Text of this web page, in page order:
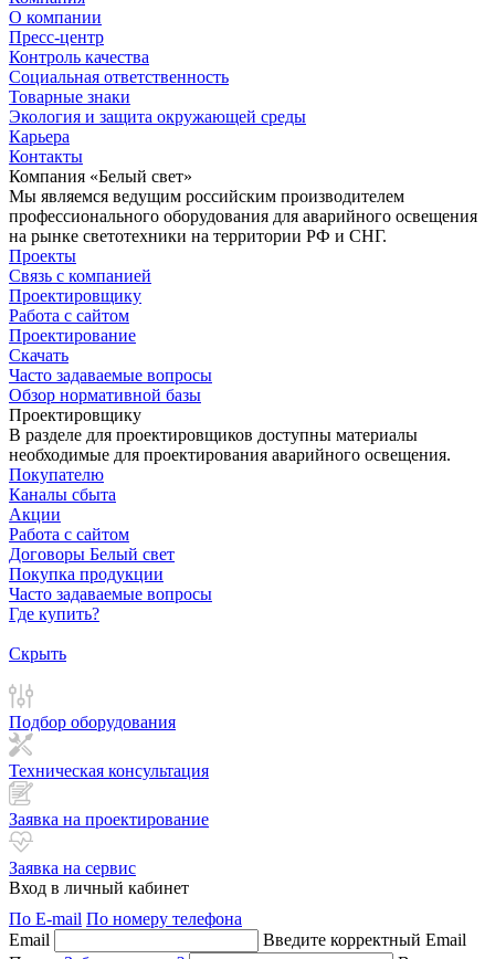
О компании
Пресс-центр
Контроль качества
Социальная ответственность
Товарные знаки
Экология и защита окружающей среды
Карьера
Контакты
Компания «Белый свет»
Мы являемся ведущим российским производителем
профессионального оборудования для аварийного освещения
на рынке светотехники на территории РФ и СНГ.
Проекты
Связь с компанией
Проектировщику
Работа с сайтом
Проектирование
Скачать
Часто задаваемые вопросы
Обзор нормативной базы
Проектировщику
В разделе для проектировщиков доступны материалы
необходимые для проектирования аварийного освещения.
Покупателю
Каналы сбыта
Акции
Работа с сайтом
Договоры Белый свет
Покупка продукции
Часто задаваемые вопросы
Где купить?
Скрыть
Подбор оборудования
Техническая консультация
Заявка на проектирование
Заявка на сервис
Вход в личный кабинет
По E-mail По номеру телефона
Email
Введите корректный Email